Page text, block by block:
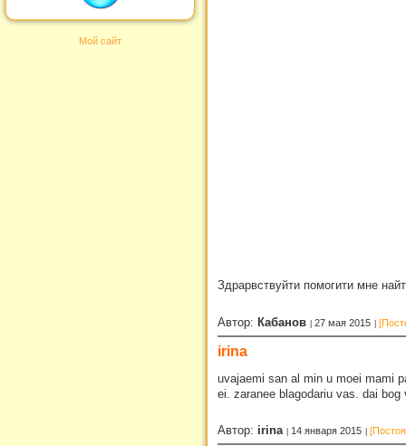
Мой сайт
Здрарвствуйти помогити мне
Автор: Кабанов 27 мая 2015
irina
uvajaemi san al min u moei mami
ei. zaranee blagodariu vas. dai bog
Автор: irina 14 января 2015